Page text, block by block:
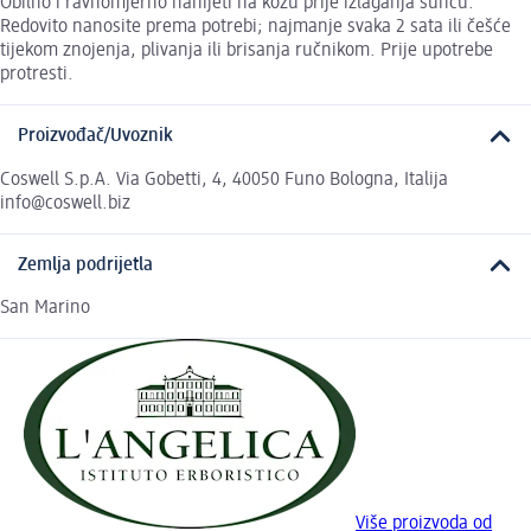
Redovito nanosite prema potrebi; najmanje svaka 2 sata ili češće
tijekom znojenja, plivanja ili brisanja ručnikom. Prije upotrebe
protresti.
Proizvođač/Uvoznik
Coswell S.p.A. Via Gobetti, 4, 40050 Funo Bologna, Italija
info@coswell.biz
Zemlja podrijetla
San Marino
Više proizvoda od